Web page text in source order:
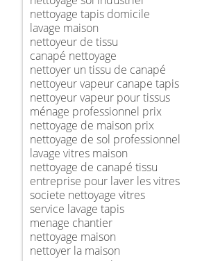
nettoyage tapis domicile
lavage maison
nettoyeur de tissu
canapé nettoyage
nettoyer un tissu de canapé
nettoyeur vapeur canape tapis
nettoyeur vapeur pour tissus
ménage professionnel prix
nettoyage de maison prix
nettoyage de sol professionnel
lavage vitres maison
nettoyage de canapé tissu
entreprise pour laver les vitres
societe nettoyage vitres
service lavage tapis
menage chantier
nettoyage maison
nettoyer la maison